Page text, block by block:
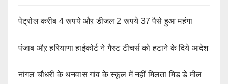
पेट्रोल करीब 4 रूपये औऱ डीजल 2 रूपये 37 पैसे हुआ महंगा
पंजाब औऱ हरियाणा हाईकोर्ट ने गैस्ट टीचर्स को हटाने के दिये आदेश
नांगल चौधरी के थनवास गांव के स्कूल में नहीं मिलता मिड डे मील